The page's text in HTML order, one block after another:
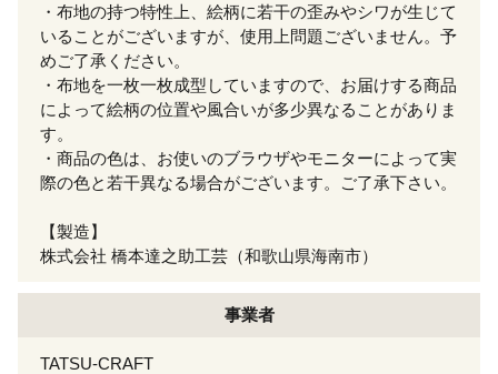
・布地の持つ特性上、絵柄に若干の歪みやシワが生じて
いることがございますが、使用上問題ございません。予
めご了承ください。
・布地を一枚一枚成型していますので、お届けする商品
によって絵柄の位置や風合いが多少異なることがありま
す。
・商品の色は、お使いのブラウザやモニターによって実
際の色と若干異なる場合がございます。ご了承下さい。
【製造】
株式会社 橋本達之助工芸（和歌山県海南市）
事業者
TATSU-CRAFT